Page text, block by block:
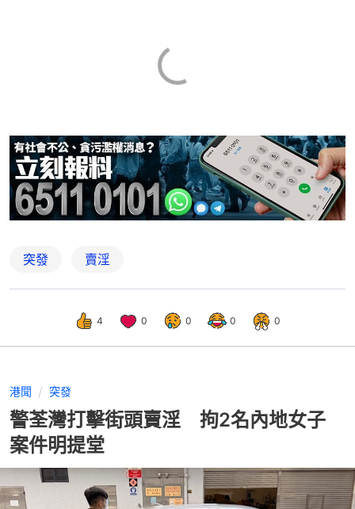
突發 賣淫
4 0 0 0 0
港聞 突發
警荃灣打擊街頭賣淫 拘2名內地女子
案件明提堂